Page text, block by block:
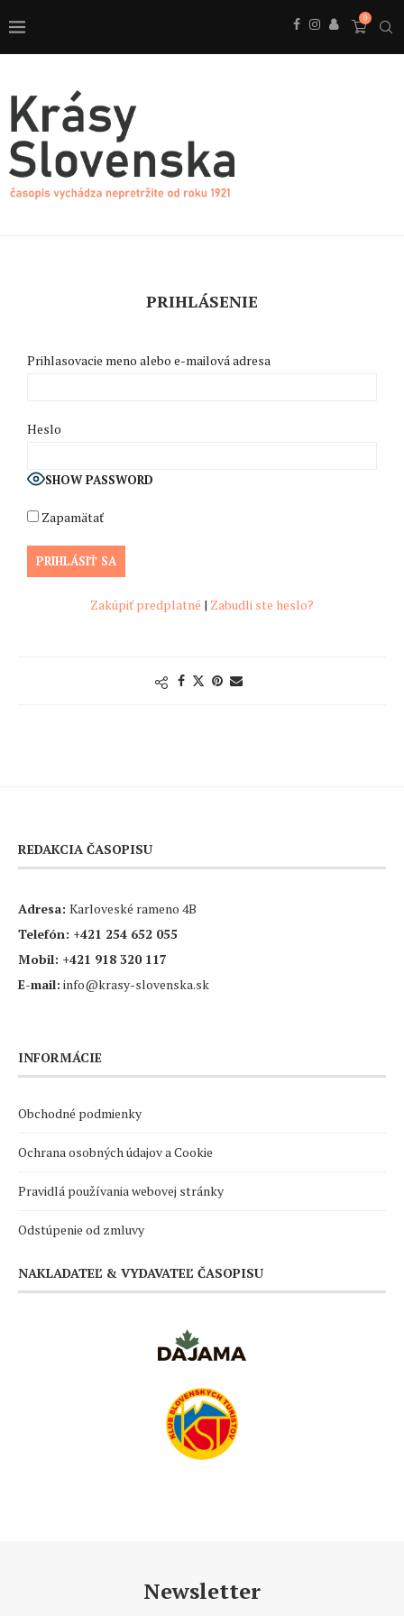
0
PRIHLÁSENIE
Prihlasovacie meno alebo e-mailová adresa
Heslo
SHOW PASSWORD
Zapamätať
Zakúpiť predplatné | Zabudli ste heslo?
REDAKCIA ČASOPISU
Adresa: Karloveské rameno 4B
Telefón: +421 254 652 055
Mobil: +421 918 320 117
E-mail: info@krasy-slovenska.sk
INFORMÁCIE
Obchodné podmienky
Ochrana osobných údajov a Cookie
Pravidlá používania webovej stránky
Odstúpenie od zmluvy
NAKLADATEĽ & VYDAVATEĽ ČASOPISU
Newsletter